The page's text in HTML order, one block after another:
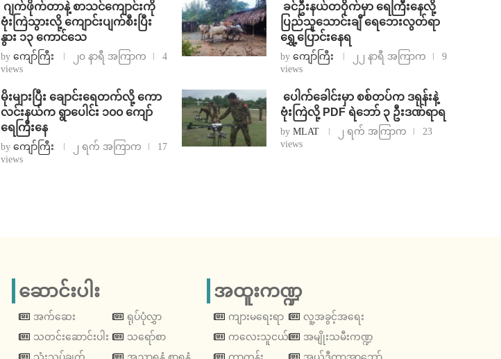
⁨⁩ ⁨ဂျက်ဖိုက်တာနဲ့ စာသင်ကျောင်းကို
ဗုံးကြဲသွားလို့ ကျောင်းပျက်စီးပြီး
နွား ၁၃ ကောင်သေ
by ကျော်ကြီး ၂၀ နာရီ အကြာက
4
views
⁩ ⁨ခင်ဦးနယ်တဝိုက်မှာ ရေကြီးနေလို့
ပြည်သူသောင်းချီ ရေဘေးလွတ်ရာ
ရွှေ့ပြောင်းနေရ
byကျော်ကြီး ၂၂ နာရီ အကြာက
9
views
⁨မိုးများပြီး ချောင်းရေတက်လို့ ကော
လင်းနယ်က ရွာပေါင်း ၁၀၀ ကျော်
ရေကြီးနေ
by ကျော်ကြီး ၂ ရက် အကြာက
17
views
⁩ ⁨ပေါက်ခေါင်းမှာ စစ်တပ်က ဒရုန်းနဲ့
ဗုံးကြဲလို့ PDF ရဲဘော် ၃ ဦးဒဏ်ရာရ
byMLAT ၂ ရက် အကြာက
23
views
ဆောင်းပါး
အက်ဆေး
သတင်းဆောင်းပါး
ရုပ်ပုံလွှာ
သရော်စာ
အထူးကဏ္ဍ
ကျားမရေးရာ
ကလေးသူငယ်
လူ့အခွင့်အရေး
အမျိုးသမီးကဏ္ဍ